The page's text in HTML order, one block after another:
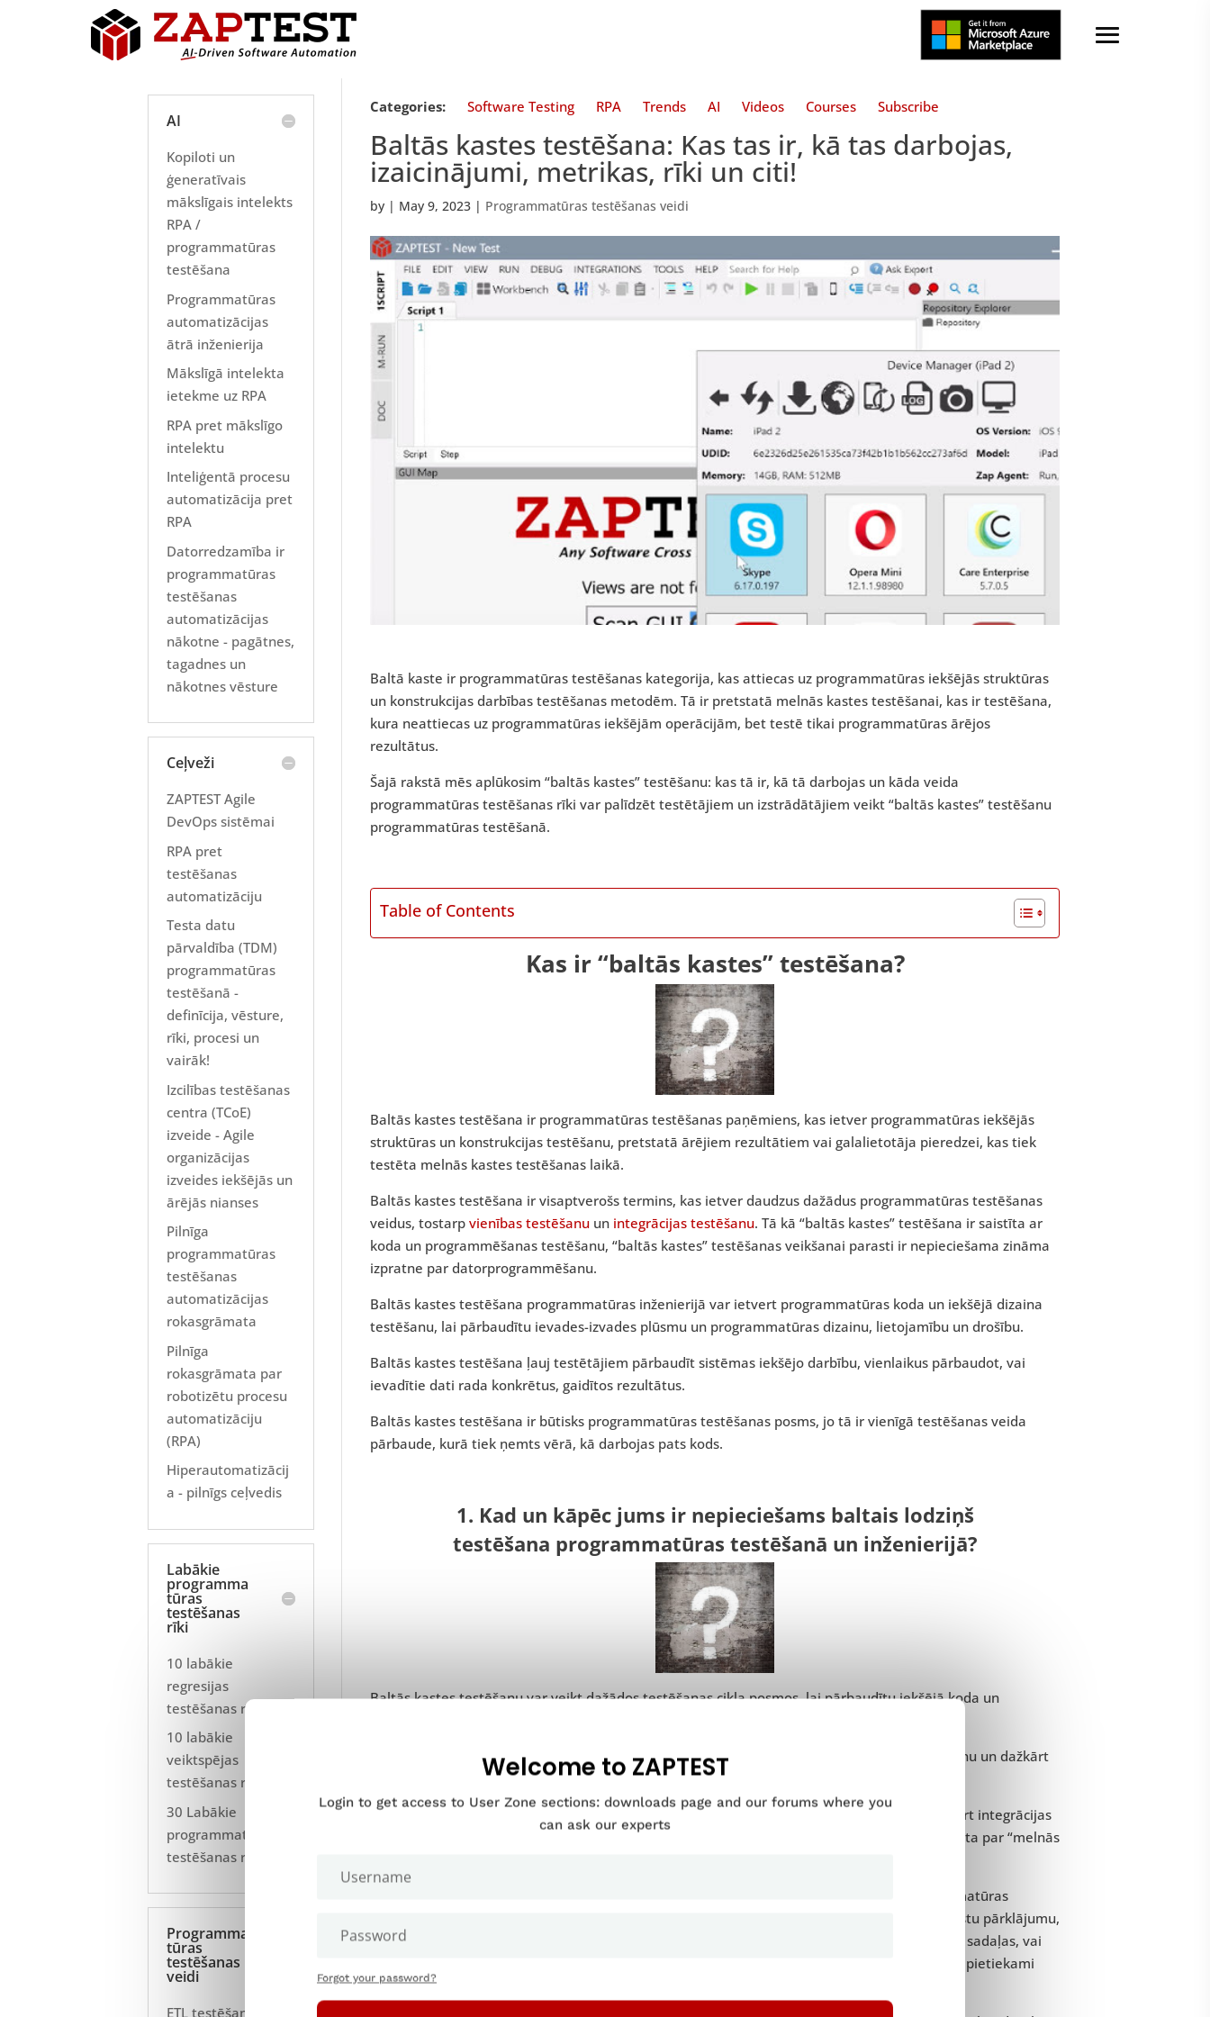
Categories: Software Testing RPA Trends AI Videos Courses Subscribe
Baltās kastes testēšana: Kas tas ir, kā tas darbojas,
izaicinājumi, metrikas, rīki un citi!
by | May 9, 2023 | Programmatūras testēšanas veidi
Baltā kaste ir programmatūras testēšanas kategorija, kas attiecas uz programmatūras iekšējās struktūras
un konstrukcijas darbības testēšanas metodēm. Tā ir pretstatā melnās kastes testēšanai, kas ir testēšana,
kura neattiecas uz programmatūras iekšējām operācijām, bet testē tikai programmatūras ārējos
rezultātus.
Šajā rakstā mēs aplūkosim “baltās kastes” testēšanu: kas tā ir, kā tā darbojas un kāda veida
programmatūras testēšanas rīki var palīdzēt testētājiem un izstrādātājiem veikt “baltās kastes” testēšanu
programmatūras testēšanā.
Table of Contents
Kas ir “baltās kastes” testēšana?
Baltās kastes testēšana ir programmatūras testēšanas paņēmiens, kas ietver programmatūras iekšējās
struktūras un konstrukcijas testēšanu, pretstatā ārējiem rezultātiem vai galalietotāja pieredzei, kas tiek
testēta melnās kastes testēšanas laikā.
Baltās kastes testēšana ir visaptverošs termins, kas ietver daudzus dažādus programmatūras testēšanas
veidus, tostarpvienības testēšanu un integrācijas testēšanu. Tā kā “baltās kastes” testēšana ir saistīta ar
koda un programmēšanas testēšanu, “baltās kastes” testēšanas veikšanai parasti ir nepieciešama zināma
izpratne par datorprogrammēšanu.
Baltās kastes testēšana programmatūras inženierijā var ietvert programmatūras koda un iekšējā dizaina
testēšanu, lai pārbaudītu ievades-izvades plūsmu un programmatūras dizainu, lietojamību un drošību.
Baltās kastes testēšana ļauj testētājiem pārbaudīt sistēmas iekšējo darbību, vienlaikus pārbaudot, vai
ievadītie dati rada konkrētus, gaidītos rezultātus.
Baltās kastes testēšana ir būtisks programmatūras testēšanas posms, jo tā ir vienīgā testēšanas veida
pārbaude, kurā tiek ņemts vērā, kā darbojas pats kods.
1. Kad un kāpēc jums ir nepieciešams baltais lodziņš
testēšana programmatūras testēšanā un inženierijā?
Baltās kastes testēšanu var veikt dažādos testēšanas cikla posmos, lai pārbaudītu iekšējā koda un
Visbiežāk “baltās kastes” testēšana notiek, kad izstrādātāji un testētāji veic vienības testēšanu un dažkārt
integrācijas testēšanas laikā.
Pēc definīcijas vienības testēšana tiek uzskatīta par “baltās kastes” testēšanas veidu, savukārt integrācijas
melnās kastes” testēšanas
pazīmes, taču parasti to uzskata par “melnās
, lai pārbaudītu programmatūras
izveides iekšējo darbību. Baltās kastes testēšana ir visekonomiskākais veids, kā palielināt testu pārklājumu,
ja tas ir nepieciešams, un tas ir arī vienkāršs veids, kā pārbaudīt, kā darbojas konkrētas koda sadaļas, vai
pārbaudīt programmatūras izveides jomas, par kurām testētājiem ir aizdomas, ka tās netiek pietiekami
pārbaudītas.
AI
Kopiloti un
ģeneratīvais
mākslīgais intelekts
RPA /
programmatūras
testēšana
Programmatūras
automatizācijas
ātrā inženierija
Mākslīgā intelekta
ietekme uz RPA
RPA pret mākslīgo
intelektu
Inteliģentā procesu
automatizācija pret
RPA
Datorredzamība ir
programmatūras
testēšanas
automatizācijas
nākotne - pagātnes,
tagadnes un
nākotnes vēsture
Ceļveži
ZAPTEST Agile
DevOps sistēmai
RPA pret
testēšanas
automatizāciju
Testa datu
pārvaldība (TDM)
programmatūras
testēšanā -
definīcija, vēsture,
rīki, procesi un
vairāk!
Izcilības testēšanas
centra (TCoE)
izveide - Agile
organizācijas
izveides iekšējās un
ārējās nianses
Pilnīga
programmatūras
testēšanas
automatizācijas
rokasgrāmata
Pilnīga
rokasgrāmata par
robotizētu procesu
automatizāciju
(RPA)
Hiperautomatizācij
a - pilnīgs ceļvedis
Labākie
programma
tūras
testēšanas
rīki
10 labākie
regresijas
testēšanas rīki
10 labākie
veiktspējas
testēšanas rīki
30 Labākie
programmatūras
testēšanas rīki
Programma
tūras
testēšanas
veidi
ETL testēšana
Welcome to ZAPTEST
Login to get access to User Zone sections: downloads page and our forums where you
can ask our experts
Forgot your password?